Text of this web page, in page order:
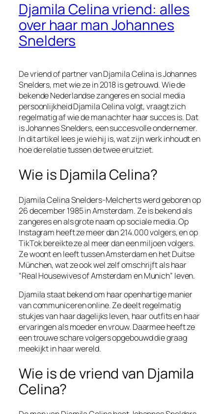
Djamila Celina vriend: alles
over haar man Johannes
Snelders
De vriend of partner van Djamila Celina is Johannes
Snelders, met wie ze in 2018 is getrouwd. Wie de
bekende Nederlandse zangeres en social media
persoonlijkheid Djamila Celina volgt, vraagt zich
regelmatig af wie de man achter haar succes is. Dat
is Johannes Snelders, een succesvolle ondernemer.
In dit artikel lees je wie hij is, wat zijn werk inhoudt en
hoe de relatie tussen de twee eruitziet.
Wie is Djamila Celina?
Djamila Celina Snelders-Melcherts werd geboren op
26 december 1985 in Amsterdam. Ze is bekend als
zangeres en als grote naam op sociale media. Op
Instagram heeft ze meer dan 214.000 volgers, en op
TikTok bereikte ze al meer dan een miljoen volgers.
Ze woont en leeft tussen Amsterdam en het Duitse
München, wat ze ook wel zelf omschrijft als haar
“Real Housewives of Amsterdam en Munich” leven.
Djamila staat bekend om haar openhartige manier
van communiceren online. Ze deelt regelmatig
stukjes van haar dagelijks leven, haar outfits en haar
ervaringen als moeder en vrouw. Daarmee heeft ze
een trouwe schare volgers opgebouwd die graag
meekijkt in haar wereld.
Wie is de vriend van Djamila
Celina?